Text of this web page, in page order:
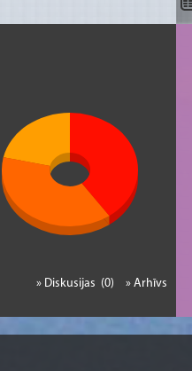
» Arhīvs
» Diskusijas (0)